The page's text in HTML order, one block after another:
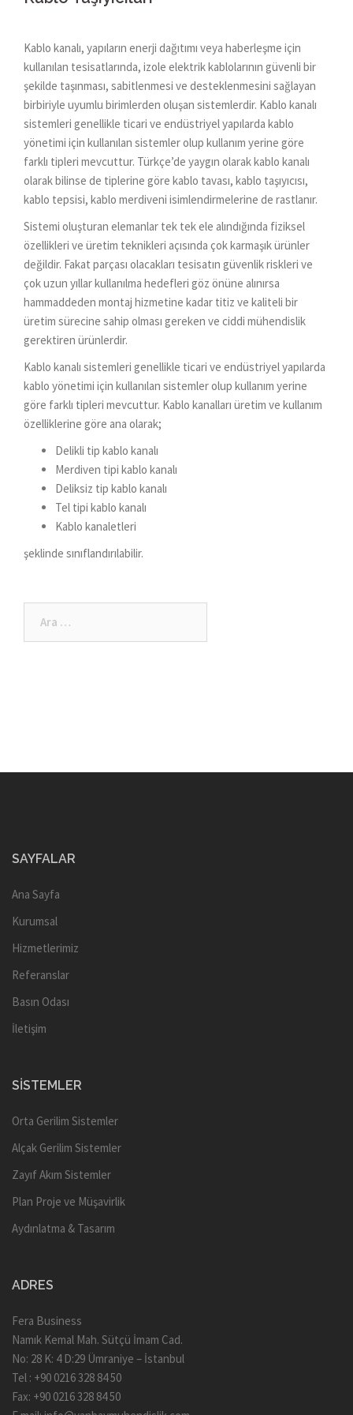
Kablo kanalı, yapıların enerji dağıtımı veya haberleşme için
kullanılan tesisatlarında, izole elektrik kablolarının güvenli bir
şekilde taşınması, sabitlenmesi ve desteklenmesini sağlayan
birbiriyle uyumlu birimlerden oluşan sistemlerdir. Kablo kanalı
sistemleri genellikle ticari ve endüstriyel yapılarda kablo
yönetimi için kullanılan sistemler olup kullanım yerine göre
farklı tipleri mevcuttur. Türkçe’de yaygın olarak kablo kanalı
olarak bilinse de tiplerine göre kablo tavası, kablo taşıyıcısı,
kablo tepsisi, kablo merdiveni isimlendirmelerine de rastlanır.
Sistemi oluşturan elemanlar tek tek ele alındığında fiziksel
özellikleri ve üretim teknikleri açısında çok karmaşık ürünler
değildir. Fakat parçası olacakları tesisatın güvenlik riskleri ve
çok uzun yıllar kullanılma hedefleri göz önüne alınırsa
hammaddeden montaj hizmetine kadar titiz ve kaliteli bir
üretim sürecine sahip olması gereken ve ciddi mühendislik
gerektiren ürünlerdir.
Kablo kanalı sistemleri genellikle ticari ve endüstriyel yapılarda
kablo yönetimi için kullanılan sistemler olup kullanım yerine
göre farklı tipleri mevcuttur. Kablo kanalları üretim ve kullanım
özelliklerine göre ana olarak;
Delikli tip kablo kanalı
Merdiven tipi kablo kanalı
Deliksiz tip kablo kanalı
Tel tipi kablo kanalı
Kablo kanaletleri
şeklinde sınıflandırılabilir.
SAYFALAR
Ana Sayfa
Kurumsal
Hizmetlerimiz
Referanslar
Basın Odası
İletişim
SISTEMLER
Orta Gerilim Sistemler
Alçak Gerilim Sistemler
Zayıf Akım Sistemler
Plan Proje ve Müşavirlik
Aydınlatma & Tasarım
ADRES
Fera Business
Namık Kemal Mah. Sütçü İmam Cad.
No: 28 K: 4 D:29 Ümraniye – İstanbul
Tel : +90 0216 328 84 50
Fax: +90 0216 328 84 50